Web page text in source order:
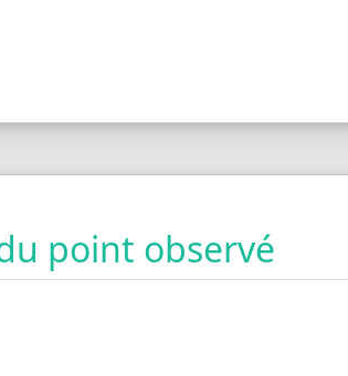
point observé